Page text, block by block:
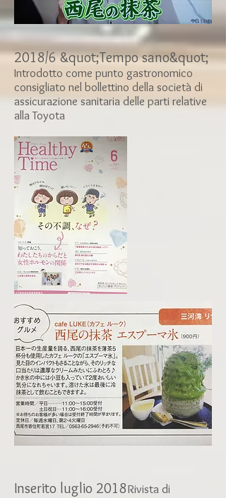
2018/6 &quot;Tempo sano&quot;
​Introdotto come punto gastronomico
consigliato nel bollettino della società di
assicurazione sanitaria delle parti relative
alla Toyota
Inserito luglio 2018Rivista di